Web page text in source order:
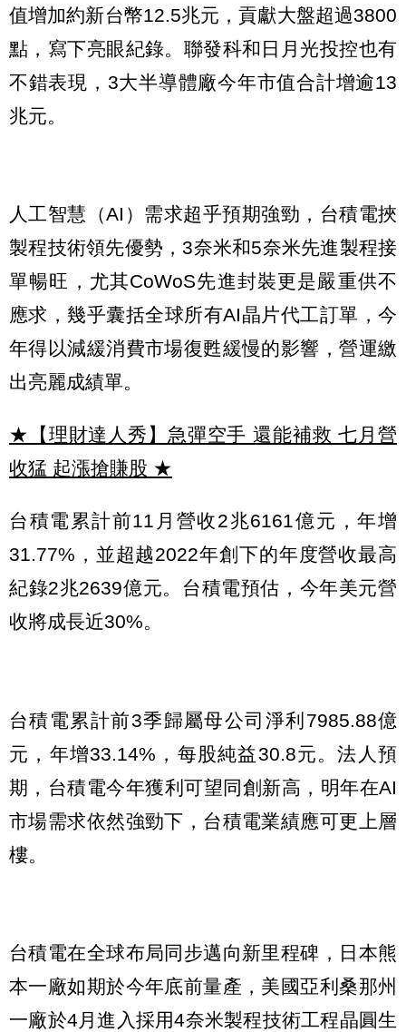
值增加約新台幣12.5兆元，貢獻大盤超過3800
點，寫下亮眼紀錄。聯發科和日月光投控也有
不錯表現，3大半導體廠今年市值合計增逾13
兆元。
人工智慧（AI）需求超乎預期強勁，台積電挾
製程技術領先優勢，3奈米和5奈米先進製程接
單暢旺，尤其CoWoS先進封裝更是嚴重供不
應求，幾乎囊括全球所有AI晶片代工訂單，今
年得以減緩消費市場復甦緩慢的影響，營運繳
出亮麗成績單。
★【理財達人秀】急彈空手 還能補救 七月營
收猛 起漲搶賺股 ★
台積電累計前11月營收2兆6161億元，年增
31.77%，並超越2022年創下的年度營收最高
紀錄2兆2639億元。台積電預估，今年美元營
收將成長近30%。
台積電累計前3季歸屬母公司淨利7985.88億
元，年增33.14%，每股純益30.8元。法人預
期，台積電今年獲利可望同創新高，明年在AI
市場需求依然強勁下，台積電業績應可更上層
樓。
台積電在全球布局同步邁向新里程碑，日本熊
本一廠如期於今年底前量產，美國亞利桑那州
一廠於4月進入採用4奈米製程技術工程晶圓生